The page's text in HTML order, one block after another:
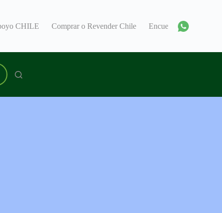
CHILE Comprar o Revender Chile Encuentra un